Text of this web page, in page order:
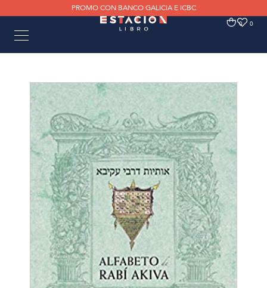
PROMO CON BANCO GALICIA E ICBC
0 0